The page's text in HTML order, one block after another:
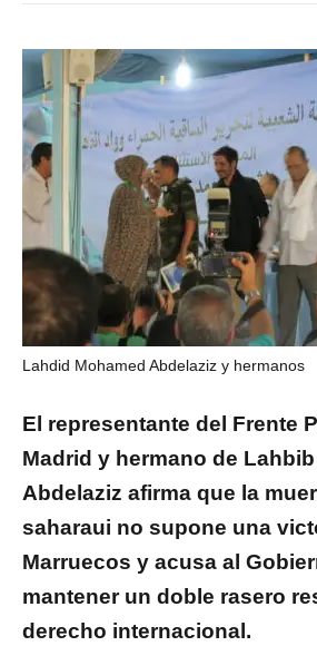
Lahdid Mohamed Abdelaziz y hermanos
El representante del Frente
Madrid y hermano de Lahbib
Abdelaziz afirma que la
saharaui no supone una
Marruecos y acusa al
mantener un doble rasero
derecho internacional.